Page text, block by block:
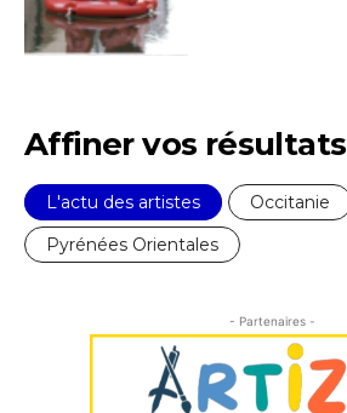
* Champ obligatoire
Affiner vos résultats
L'actu des artistes Occitanie
Pyrénées Orientales
- Partenaires -